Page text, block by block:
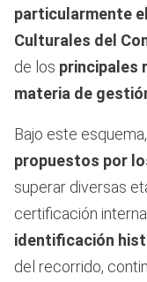
particularmente
Culturales del
de los principales
materia de
Bajo este
propuestos por
superar diversas
certificación
identificación
del recorrido,